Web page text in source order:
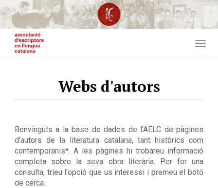
Vés
al
contingut
Webs d'autors
Benvinguts a la base de dades de l'AELC de pàgines
d'autors de la literatura catalana, tant històrics com
contemporanis*. A les pàgines hi trobareu informació
completa sobre la seva obra literària. Per fer una
consulta, trieu l'opció que us interessi i premeu el botó
de cerca.